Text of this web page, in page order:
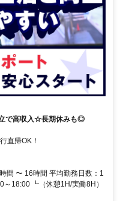
で高収入☆長期休みも◎
直帰OK！
間 〜 16時間 平均勤務日数：1
～18:00 ┗（休憩1H/実働8H）